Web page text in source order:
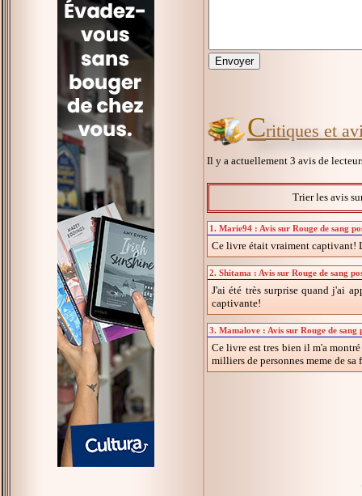
Critiques et
Il y a actuellement 3 avis de
Trier les avis
1. Marie94 : Avis sur Rouge de sang
Ce livre était vraiment captivant!
2. Shitama : Avis sur Rouge de sang
J'ai été très surprise quand j'ai
captivante!
3. Mamalove : Avis sur Rouge de sang
Ce livre est tres bien il m'a
milliers de personnes meme de sa